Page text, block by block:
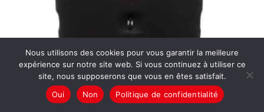
Nous utilisons des cookies pour vous garantir la meilleure
expérience sur notre site web. Si vous continuez à utiliser ce
site, nous supposerons que vous en êtes satisfait.
Oui
Non Politique de confidentialité